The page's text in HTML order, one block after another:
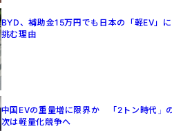
BYD、補助金15万円でも日本の「軽EV」に
挑む理由
中国EVの重量増に限界か 「2トン時代」
次は軽量化競争へ